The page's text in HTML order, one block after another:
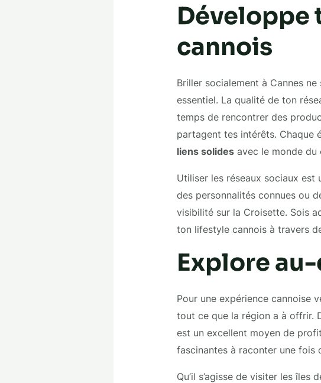
Développe
cannois
Briller socialement à Cannes
essentiel. La qualité de ton
temps de rencontrer des
partagent tes intérêts. Chaque
liens solidesavec le monde du
Utiliser les réseaux sociaux
des personnalités connues ou
visibilité sur la Croisette. Sois
ton lifestyle cannois à travers
Explore
Pour une expérience cannoise
tout ce que la région a à offrir.
est un excellent moyen de
fascinantes à raconter une fois
Qu’il s’agisse de visiter les